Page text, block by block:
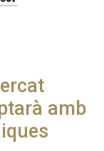
amb